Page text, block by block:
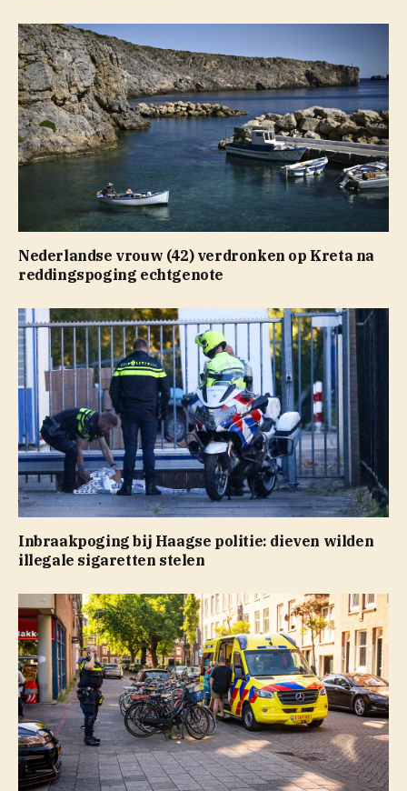
Nederlandse vrouw (42) verdronken op Kreta na
reddingspoging echtgenote
Inbraakpoging bij Haagse politie: dieven wilden
illegale sigaretten stelen